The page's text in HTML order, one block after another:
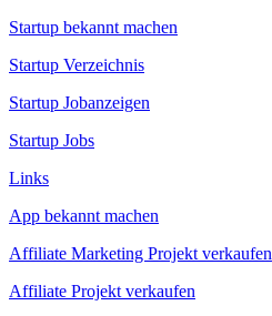
Startup bekannt machen
Startup Verzeichnis
Startup Jobanzeigen
Startup Jobs
Links
App bekannt machen
Affiliate Marketing Projekt verkaufen
Affiliate Projekt verkaufen